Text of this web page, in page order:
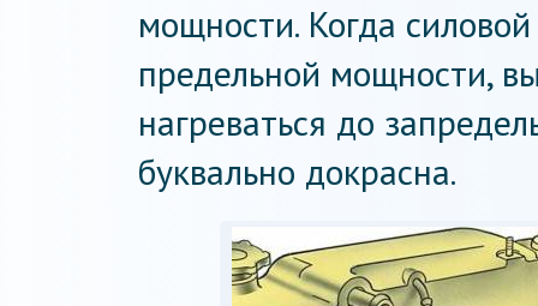
мощности. Когда
предельной мощности,
нагреваться до
буквально докрасна.